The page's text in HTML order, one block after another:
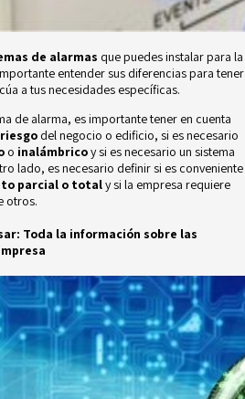
de alarmas que puedes instalar para la
entender sus diferencias para tener
a tus necesidades específicas.
de alarma, es importante tener en cuenta
del negocio o edificio, si es necesario
o inalámbricoy si es necesario un sistema
lado, es necesario definir si es conveniente
parcial o totaly si la empresa requiere
otros.
Toda la información sobre las